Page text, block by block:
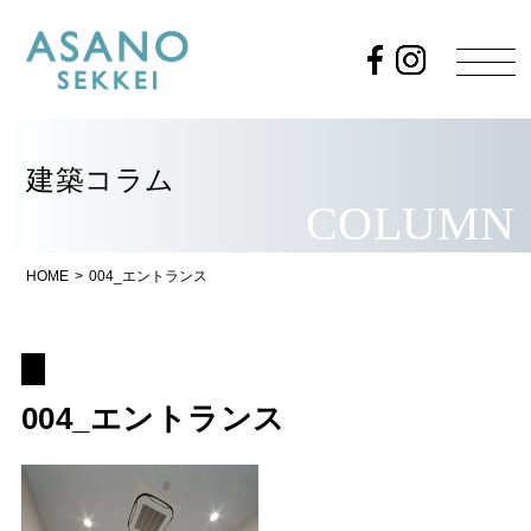
建築コラム
COLUMN
HOME > 004_エントランス
004_エントランス